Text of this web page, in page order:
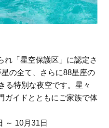
れ「星空保護区」に認定さ
の全て、さらに88星座の
る特別な夜空です。星々
ガイドとともにご家族で体
～ 10月31日